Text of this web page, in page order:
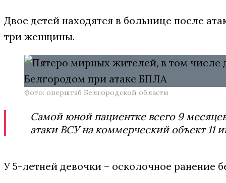
Двое детей находятся в больнице после
три женщины.
Фото: оперштаб Белгородской области
Самой юной пациентке всего 9
атаки ВСУ на коммерческий объект 11
У 5-летней девочки – осколочное ранение